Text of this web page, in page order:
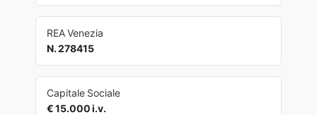
REA Venezia
N. 278415
Capitale Sociale
€ 15.000 i.v.